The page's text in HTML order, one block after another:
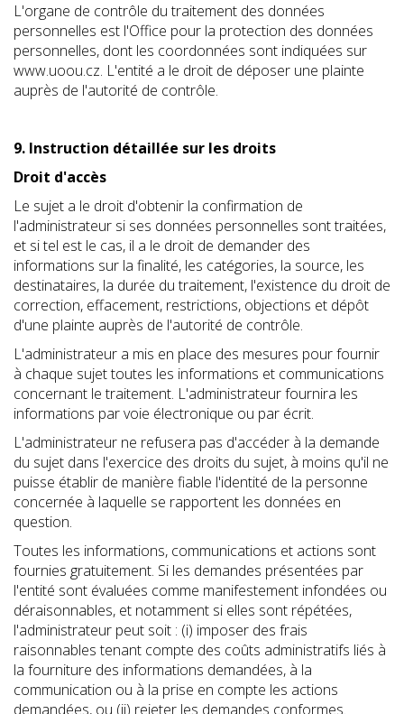
L'organe de contrôle du traitement des données
personnelles est l'Office pour la protection des données
personnelles, dont les coordonnées sont indiquées sur
www.uoou.cz. L'entité a le droit de déposer une plainte
auprès de l'autorité de contrôle.
9. Instruction détaillée sur les droits
Droit d'accès
Le sujet a le droit d'obtenir la confirmation de
l'administrateur si ses données personnelles sont traitées,
et si tel est le cas, il a le droit de demander des
informations sur la finalité, les catégories, la source, les
destinataires, la durée du traitement, l'existence du droit de
correction, effacement, restrictions, objections et dépôt
d'une plainte auprès de l'autorité de contrôle.
L'administrateur a mis en place des mesures pour fournir
à chaque sujet toutes les informations et communications
concernant le traitement. L'administrateur fournira les
informations par voie électronique ou par écrit.
L'administrateur ne refusera pas d'accéder à la demande
du sujet dans l'exercice des droits du sujet, à moins qu'il ne
puisse établir de manière fiable l'identité de la personne
concernée à laquelle se rapportent les données en
question.
Toutes les informations, communications et actions sont
fournies gratuitement. Si les demandes présentées par
l'entité sont évaluées comme manifestement infondées ou
déraisonnables, et notamment si elles sont répétées,
l'administrateur peut soit : (i) imposer des frais
raisonnables tenant compte des coûts administratifs liés à
la fourniture des informations demandées, à la
communication ou à la prise en compte les actions
demandées, ou (ii) rejeter les demandes conformes.